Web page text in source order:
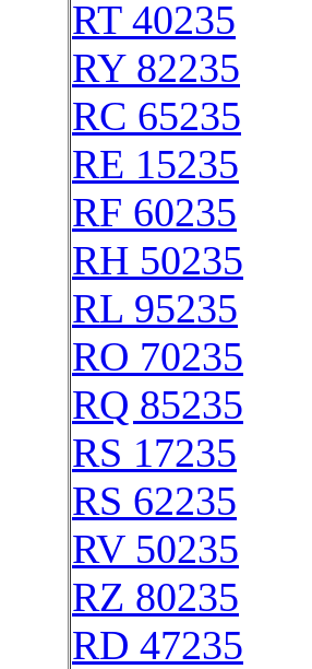
RT 40235
RY 82235
RC 65235
RE 15235
RF 60235
RH 50235
RL 95235
RO 70235
RQ 85235
RS 17235
RS 62235
RV 50235
RZ 80235
RD 47235